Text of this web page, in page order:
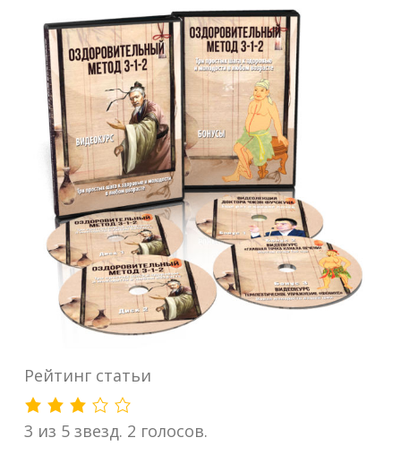
Рейтинг статьи
3 из 5 звезд. 2 голосов.